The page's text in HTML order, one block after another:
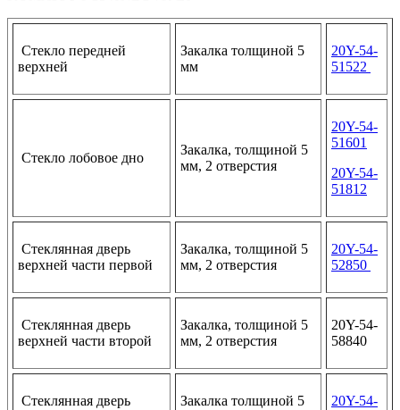
Стекло передней
верхней
Закалка толщиной 5
мм
20Y-54-
51522
Стекло лобовое дно
Закалка, толщиной 5
мм, 2 отверстия
20Y-54-
51601
20Y-54-
51812
Стеклянная дверь
верхней части первой
Закалка, толщиной 5
мм, 2 отверстия
20Y-54-
52850
Стеклянная дверь
верхней части второй
Закалка, толщиной 5
мм, 2 отверстия
20Y-54-
58840
Стеклянная дверь
Закалка толщиной 5
20Y-54-